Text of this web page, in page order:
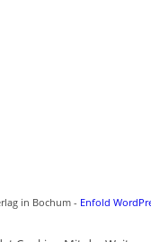
in Bochum - Enfold